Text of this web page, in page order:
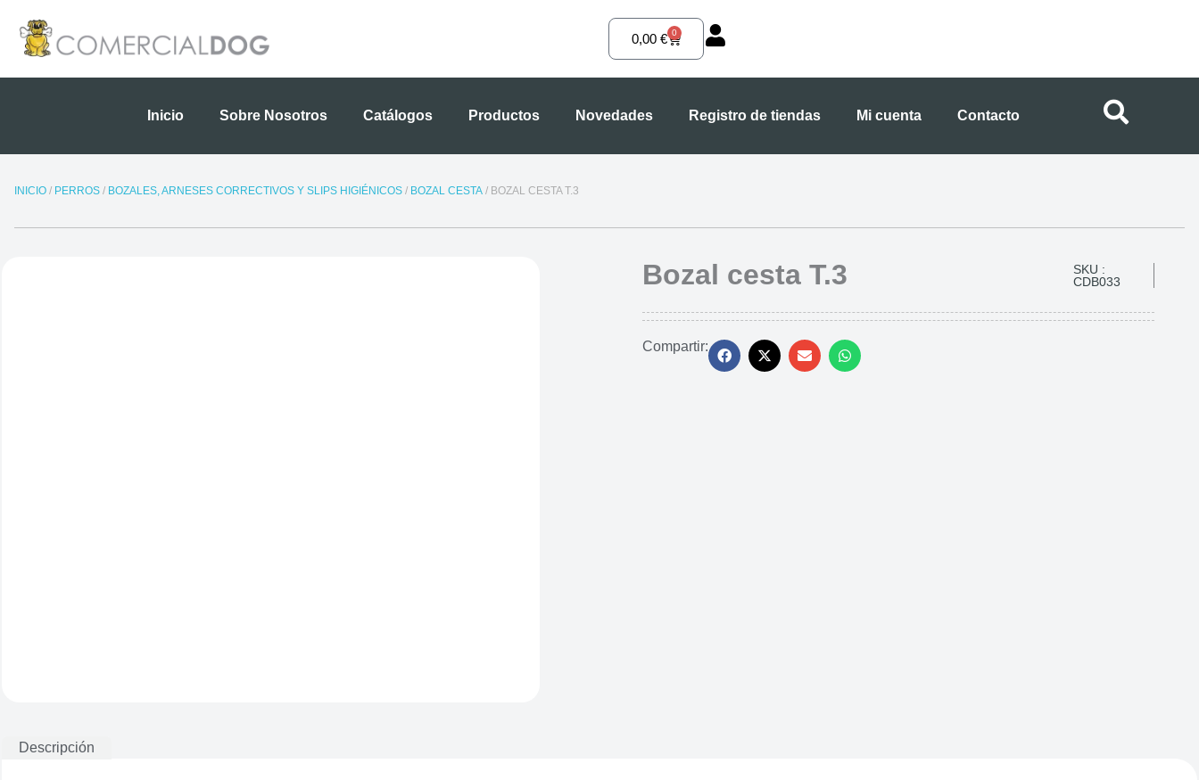
contenido
0,00 € 0
Carrito
Inicio Sobre Nosotros Catálogos Productos Novedades Registro de tiendas Mi cuenta Contacto
INICIO / PERROS / BOZALES, ARNESES CORRECTIVOS Y SLIPS HIGIÉNICOS / BOZAL CESTA / BOZAL CESTA T.3
Bozal cesta T.3
SKU :
CDB033
Compartir:
Descripción